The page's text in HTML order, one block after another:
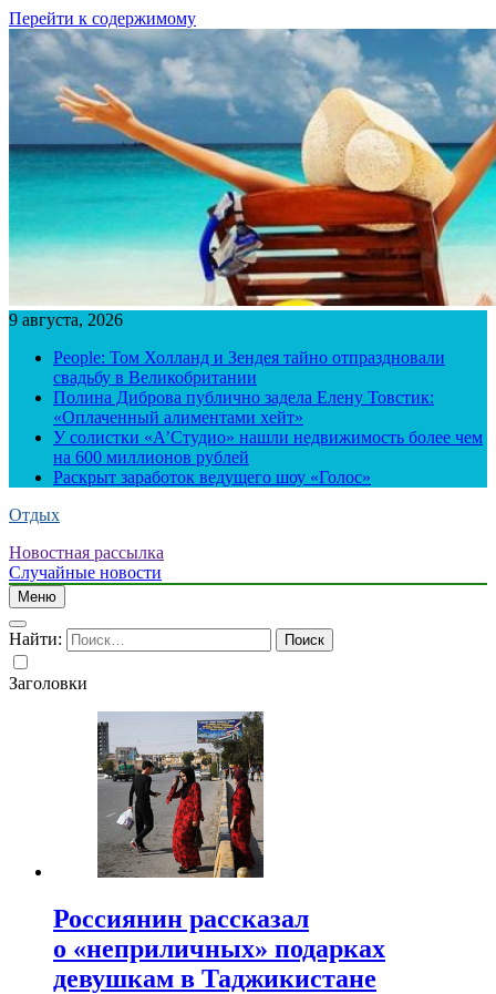
Перейти к содержимому
9 августа, 2026
People: Том Холланд и Зендея тайно отпраздновали
свадьбу в Великобритании
Полина Диброва публично задела Елену Товстик:
«Оплаченный алиментами хейт»
У солистки «А’Студио» нашли недвижимость более чем
на 600 миллионов рублей
Раскрыт заработок ведущего шоу «Голос»
Отдых
Новостная рассылка
Случайные новости
Меню
Найти:
Заголовки
Россиянин рассказал
о «неприличных» подарках
девушкам в Таджикистане